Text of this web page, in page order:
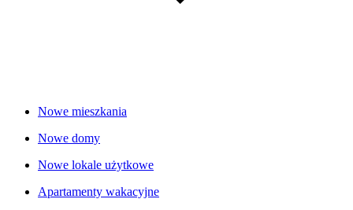
Nowe mieszkania
Nowe domy
Nowe lokale użytkowe
Apartamenty wakacyjne